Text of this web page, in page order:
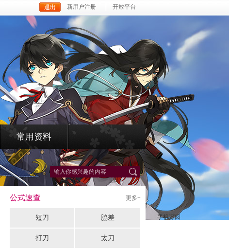
新用户注册 开放平台
常用资料
*
手机订阅
公式速查 更多+
短刀 脇差
打刀 太刀